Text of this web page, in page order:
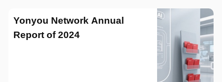
Yonyou Network Annual
Report of 2024